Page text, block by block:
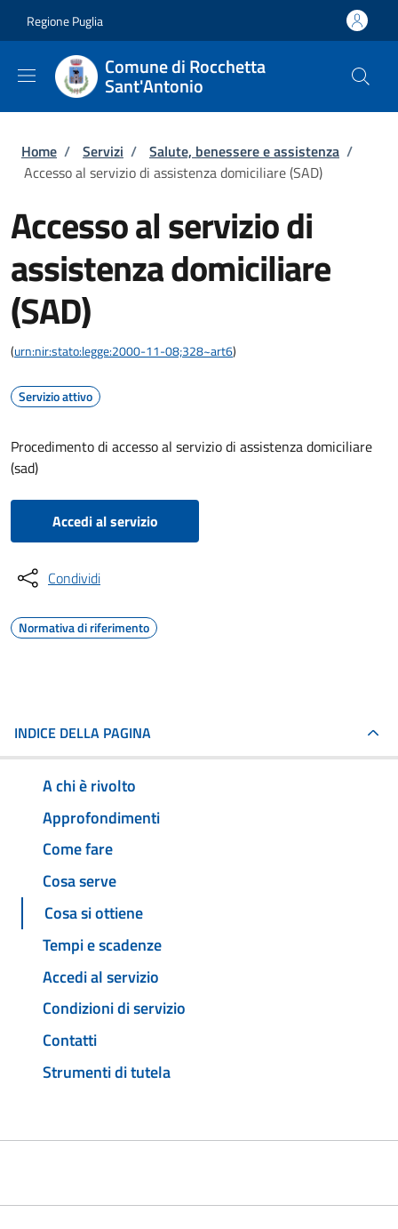
Regione Puglia
Comune di Rocchetta
Sant'Antonio
Briciole di pane
Home / Servizi / Salute, benessere e assistenza /
Accesso al servizio di assistenza domiciliare (SAD)
Accesso al servizio di
assistenza domiciliare
(SAD)
(urn:nir:stato:legge:2000-11-08;328~art6)
Servizio attivo
Procedimento di accesso al servizio di assistenza domiciliare
(sad)
Accedi al servizio
Condividi
Normativa di riferimento
INDICE DELLA PAGINA
A chi è rivolto
Approfondimenti
Come fare
Cosa serve
Cosa si ottiene
Tempi e scadenze
Accedi al servizio
Condizioni di servizio
Contatti
Strumenti di tutela